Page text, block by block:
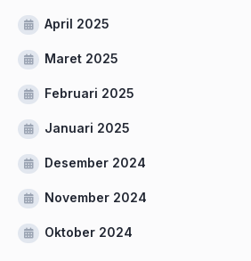
April 2025
Maret 2025
Februari 2025
Januari 2025
Desember 2024
November 2024
Oktober 2024